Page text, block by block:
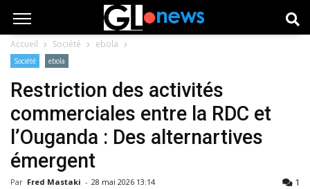
Accueil Société ebola
Société ebola
Restriction des activités
commerciales entre la RDC et
l’Ouganda : Des alternartives
émergent
Par Fred Mastaki - 28 mai 2026 13:14 1